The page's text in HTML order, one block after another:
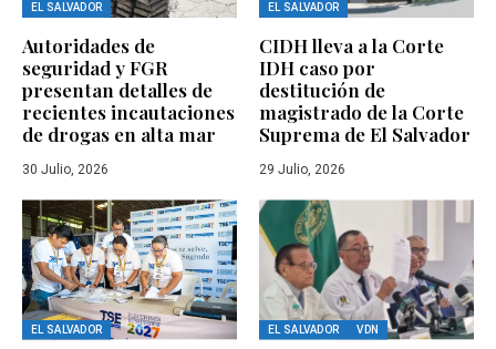
EL SALVADOR
Autoridades de
seguridad y FGR
presentan detalles de
recientes incautaciones
de drogas en alta mar
30 Julio, 2026
EL SALVADOR
CIDH lleva a la Corte
IDH caso por
destitución de
magistrado de la Corte
Suprema de El Salvador
29 Julio, 2026
EL SALVADOR EL SALVADOR VDN